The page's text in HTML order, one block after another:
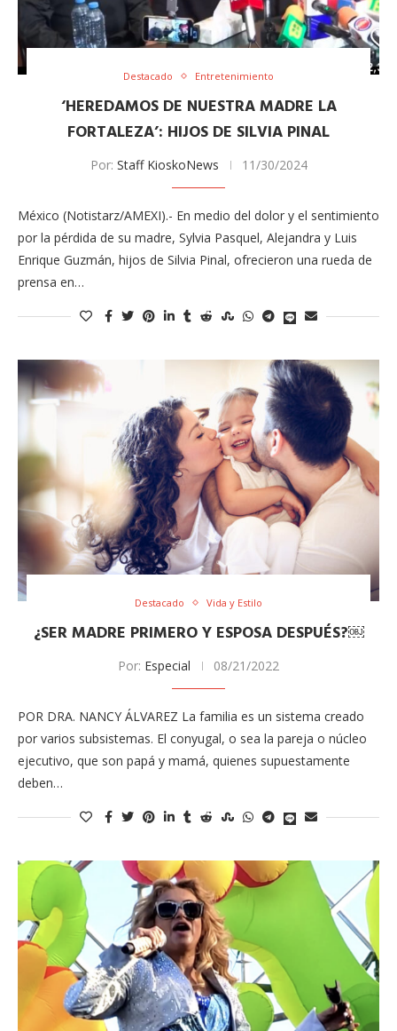
Destacado Entretenimiento
‘HEREDAMOS DE NUESTRA MADRE LA
FORTALEZA’: HIJOS DE SILVIA PINAL
Por: Staff KioskoNews 11/30/2024
México (Notistarz/AMEXI).- En medio del dolor y el sentimiento
por la pérdida de su madre, Sylvia Pasquel, Alejandra y Luis
Enrique Guzmán, hijos de Silvia Pinal, ofrecieron una rueda de
prensa en…
Destacado Vida y Estilo
¿SER MADRE PRIMERO Y ESPOSA DESPUÉS?￼
Por: Especial 08/21/2022
POR DRA. NANCY ÁLVAREZ La familia es un sistema creado
por varios subsistemas. El conyugal, o sea la pareja o núcleo
ejecutivo, que son papá y mamá, quienes supuestamente
deben…